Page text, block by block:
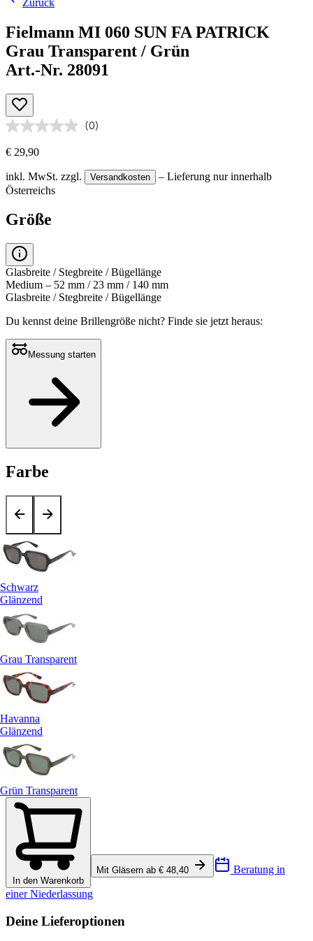
Fielmann MI 060 SUN FA PATRICK
Grau Transparent / Grün
Art.-Nr. 28091
(0)
€ 29,90
inkl. MwSt. zzgl. Versandkosten
– Lieferung nur innerhalb
Österreichs
Größe
Glasbreite / Stegbreite / Bügellänge
Medium – 52 mm / 23 mm / 140 mm
Glasbreite / Stegbreite / Bügellänge
Du kennst deine Brillengröße nicht? Finde sie jetzt heraus:
Messung starten
Farbe
Schwarz
Glänzend
Grau Transparent
Havanna
Glänzend
Grün Transparent
In den Warenkorb
Mit Gläsern ab € 48,40 Beratung in
einer Niederlassung
Deine Lieferoptionen